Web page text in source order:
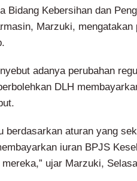
Bidang Kebersihan dan
Marzuki,
adanya perubahan
DLH
berdasarkan aturan yang
iuran BPJS
ujar Marzuki,